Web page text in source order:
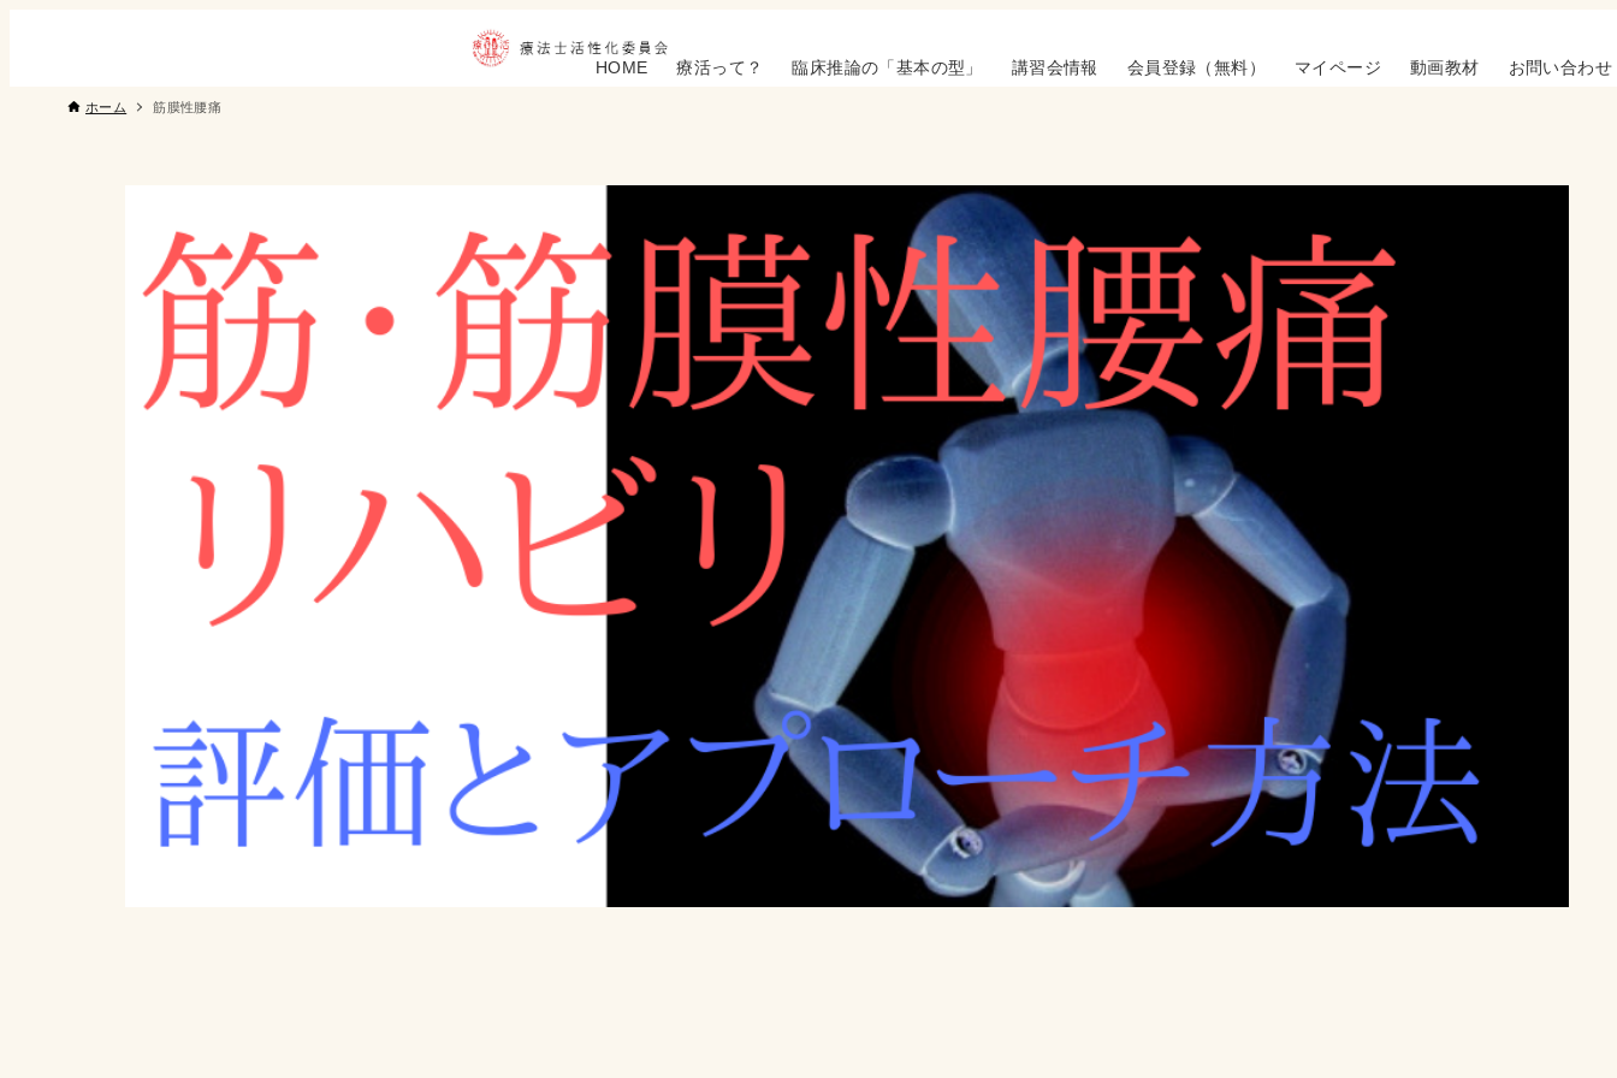
HOME 療活って？ 臨床推論の「基本の型」 講習会情報 会員登録（無料） マイページ 動画教材 お問い合わせ
ホーム 筋膜性腰痛